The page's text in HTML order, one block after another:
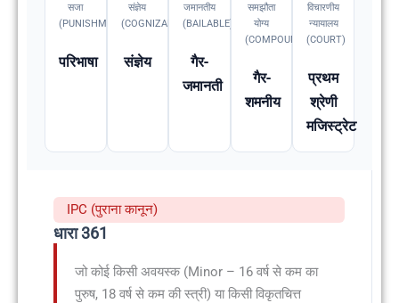
सजा
(PUNISHMENT)
परिभाषा
संज्ञेय
(COGNIZABLE)
संज्ञेय
जमानतीय
(BAILABLE)
गैर-
जमानती
समझौता
योग्य
(COMPOUNDABLE
गैर-
शमनीय
विचारणीय
न्यायालय
(COURT)
प्रथम
श्रेणी
मजिस्ट्रेट
IPC (पुराना कानून)
धारा 361
जो कोई किसी अवयस्क (Minor – 16 वर्ष से कम का
पुरुष, 18 वर्ष से कम की स्त्री) या किसी विकृतचित्त